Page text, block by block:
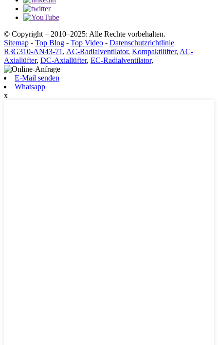
© Copyright – 2010–2025: Alle Rechte vorbehalten.
Sitemap - Top Blog - Top Video - Datenschutzrichtlinie
R3G310-AN43-71 , AC-Radialventilator, Kompaktlüfter, AC-
Axiallüfter, DC-Axiallüfter, EC-Radialventilator,
E-Mail senden
Whatsapp
x